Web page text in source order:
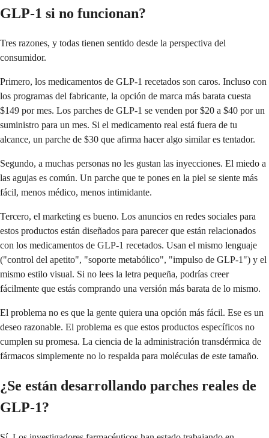
GLP-1 si no funcionan?
Tres razones, y todas tienen sentido desde la perspectiva del
consumidor.
Primero, los medicamentos de GLP-1 recetados son caros. Incluso con
los programas del fabricante, la opción de marca más barata cuesta
$149 por mes. Los parches de GLP-1 se venden por $20 a $40 por un
suministro para un mes. Si el medicamento real está fuera de tu
alcance, un parche de $30 que afirma hacer algo similar es tentador.
Segundo, a muchas personas no les gustan las inyecciones. El miedo a
las agujas es común. Un parche que te pones en la piel se siente más
fácil, menos médico, menos intimidante.
Tercero, el marketing es bueno. Los anuncios en redes sociales para
estos productos están diseñados para parecer que están relacionados
con los medicamentos de GLP-1 recetados. Usan el mismo lenguaje
("control del apetito", "soporte metabólico", "impulso de GLP-1") y el
mismo estilo visual. Si no lees la letra pequeña, podrías creer
fácilmente que estás comprando una versión más barata de lo mismo.
El problema no es que la gente quiera una opción más fácil. Ese es un
deseo razonable. El problema es que estos productos específicos no
cumplen su promesa. La ciencia de la administración transdérmica de
fármacos simplemente no lo respalda para moléculas de este tamaño.
¿Se están desarrollando parches reales de
GLP-1?